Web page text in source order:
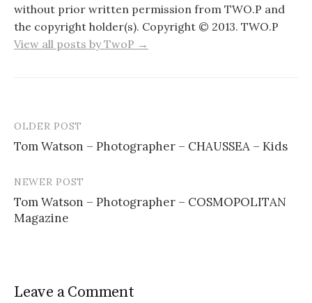
without prior written permission from TWO.P and
the copyright holder(s). Copyright © 2013. TWO.P
View all posts by TwoP →
Post
navigation
OLDER POST
Tom Watson – Photographer – CHAUSSEA – Kids
NEWER POST
Tom Watson – Photographer – COSMOPOLITAN
Magazine
Leave a Comment